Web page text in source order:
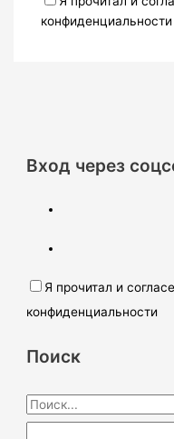
конфиденциальности
Вход через
Я прочитал и
конфиденциальности
Поиск
П
о